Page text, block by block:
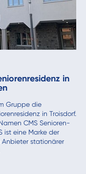
in
Gruppe die
in Troisdorf.
CMS Senioren-
ist eine Marke der
stationärer